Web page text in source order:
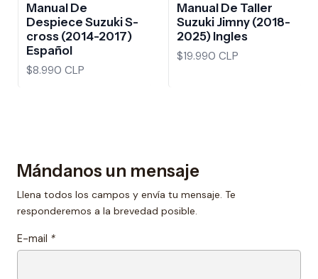
Manual De
Despiece Suzuki S-
cross (2014-2017)
Español
$8.990 CLP
Manual De Taller
Suzuki Jimny (2018-
2025) Ingles
$19.990 CLP
Mándanos un mensaje
Llena todos los campos y envía tu mensaje. Te
responderemos a la brevedad posible.
E-mail *